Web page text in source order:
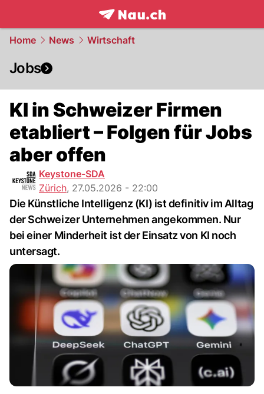
frontpage.NAU.ch
Home News Wirtschaft
Jobs
KI in Schweizer Firmen
etabliert – Folgen für Jobs
aber offen
Keystone-SDA
Zürich, 27.05.2026 - 22:00
Die Künstliche Intelligenz (KI) ist definitiv im Alltag
der Schweizer Unternehmen angekommen. Nur
bei einer Minderheit ist der Einsatz von KI noch
untersagt.